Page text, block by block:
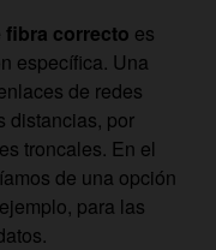
fibra correcto es
específica. Una
de redes
distancias, por
troncales. En el
de una opción
para las